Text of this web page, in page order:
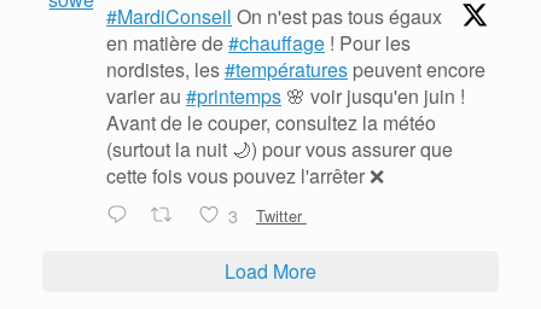
#MardiConseil On n'est pas tous égaux
en matière de#chauffage ! Pour les
nordistes, les#températures peuvent encore
varier au #printemps 🌸 voir jusqu'en juin !
Avant de le couper, consultez la météo
(surtout la nuit 🌙) pour vous assurer que
cette fois vous pouvez l'arrêter ❌
3 Twitter
Load More